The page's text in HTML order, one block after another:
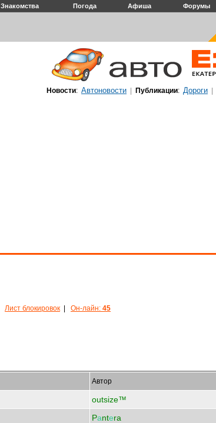
Знакомства Погода Афиша Форумы
Новости: Автоновости Публикации: Дороги
Лист блокировок Он-лайн: 45
Автор
outsize™
Pаntеra